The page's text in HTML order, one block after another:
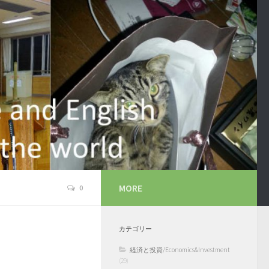
0 MORE
カテゴリー
経済と投資/Economics&Investment
(29)